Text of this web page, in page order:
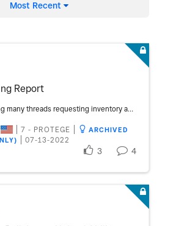
Most Recent
Report
I've been following many threads requesting inventory aging reports. This is critical and key to retailers. I need this ASAP!!! Please advise the status of these requests!
7 - PROTEGE
ARCHIVED
‎07-13-2022
3 4